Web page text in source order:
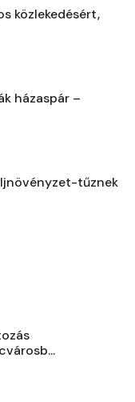
közlekedésért,
házaspár –
tűznek